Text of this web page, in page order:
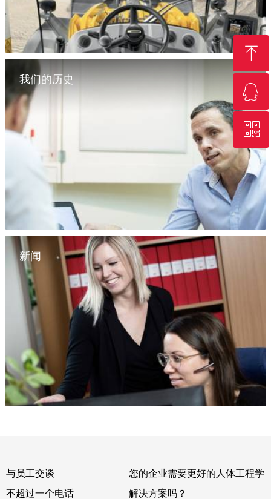
探索我们的人体工程学产品系列
从一开始就注重人体工程学，阅读更多关于这一切是如何开始
的。
我们的历史
新闻
与员工交谈
不超过一个电话
您的企业需要更好的人体工程学
解决方案吗？
ꁸ
回到顶部
ꁗ
QQ客服
ꀥ
微信二维码